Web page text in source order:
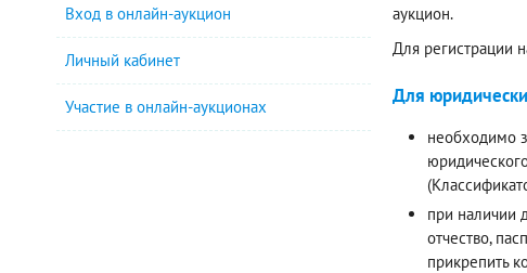
Вход в онлайн-аукцион
Личный кабинет
Участие в онлайн-аукционах
аукцион.
Для регистрации
Для
необходимо
при наличии
отчество,
прикрепить